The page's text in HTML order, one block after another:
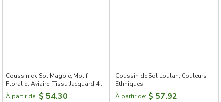
Coussin de Sol Magpie, Motif
Floral et Aviaire, Tissu Jacquard,4
couleurs
À partir de: $ 54.30
Coussin de Sol Loulan, Couleurs
Ethniques
À partir de: $ 57.92